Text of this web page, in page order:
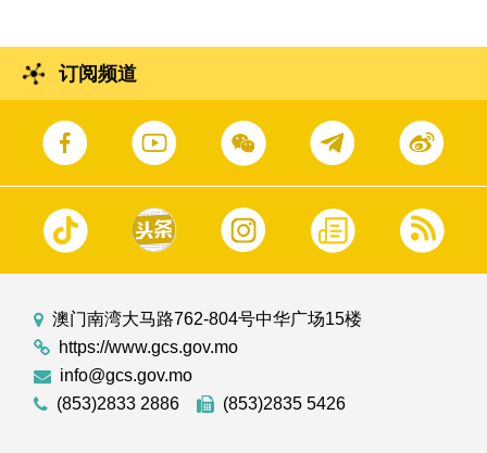
订阅频道
澳门南湾大马路762-804号中华广场15楼
https://www.gcs.gov.mo
info@gcs.gov.mo
(853)2833 2886
(853)2835 5426